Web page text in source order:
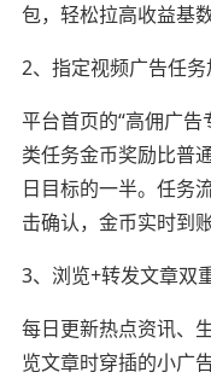
包，轻松拉高收益基数
2、指定视频广告任务
平台首页的“高佣广
类任务金币奖励比普
日目标的一半。任务
击确认，金币实时到
3、浏览+转发文章双
每日更新热点资讯、
览文章时穿插的小广